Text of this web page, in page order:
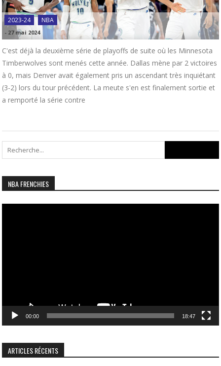
2023-24 NBA
- 27 mai 2024
C'est déjà la deuxième série de playoffs de suite où les Minnesota
Timberwolves sont menés cette année. Dallas mène par 2 victoires
à 0, mais Denver avait également pris un ascendant très inquiétant
(3-2) lors du tour précédent. La meute s'en est finalement sortie et
a remporté la série contre
for:
NBA FRENCHIES
00:00 18:47
ARTICLES RÉCENTS